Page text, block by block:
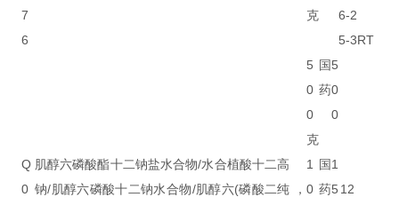
7
6
克
6-2
5-3RT
5
0
0
克
国
药
5
0
0
Q
0
肌醇六磷酸酯十二钠盐水合物/水合植酸十二
钠/肌醇六磷酸十二钠水合物/肌醇六(磷酸二
高
纯，
1
0
国
药
1
5 12